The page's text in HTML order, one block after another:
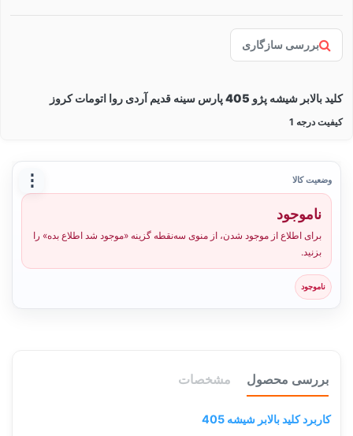
بررسی سازگاری
کلید بالابر شیشه پژو 405 پارس سینه قدیم آردی روا اتومات کروز
کیفیت درجه 1
⋮ وضعیت کالا
ناموجود
برای اطلاع از موجود شدن، از منوی سه‌نقطه گزینه «موجود شد اطلاع بده» را
بزنید.
ناموجود
بررسی محصول مشخصات
کاربرد کلید بالابر شیشه 405